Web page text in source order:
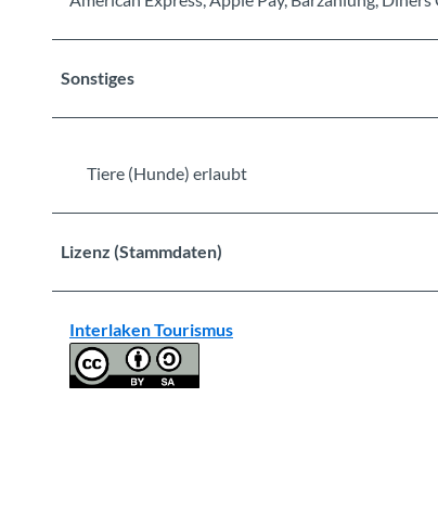
Sonstiges
Tiere (Hunde) erlaubt
Lizenz (Stammdaten)
Interlaken Tourismus